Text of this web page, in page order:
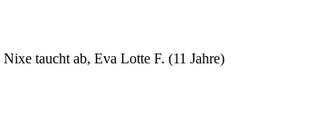
taucht ab, Eva Lotte F. (11 Jahre)